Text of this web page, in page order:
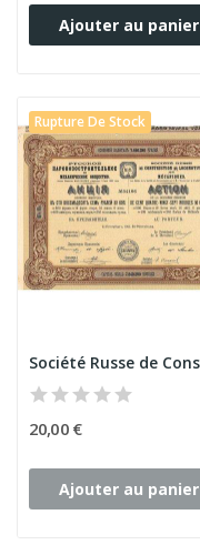
Ajouter au panier
Rupture De Stock
20,00 €
Ajouter au panier